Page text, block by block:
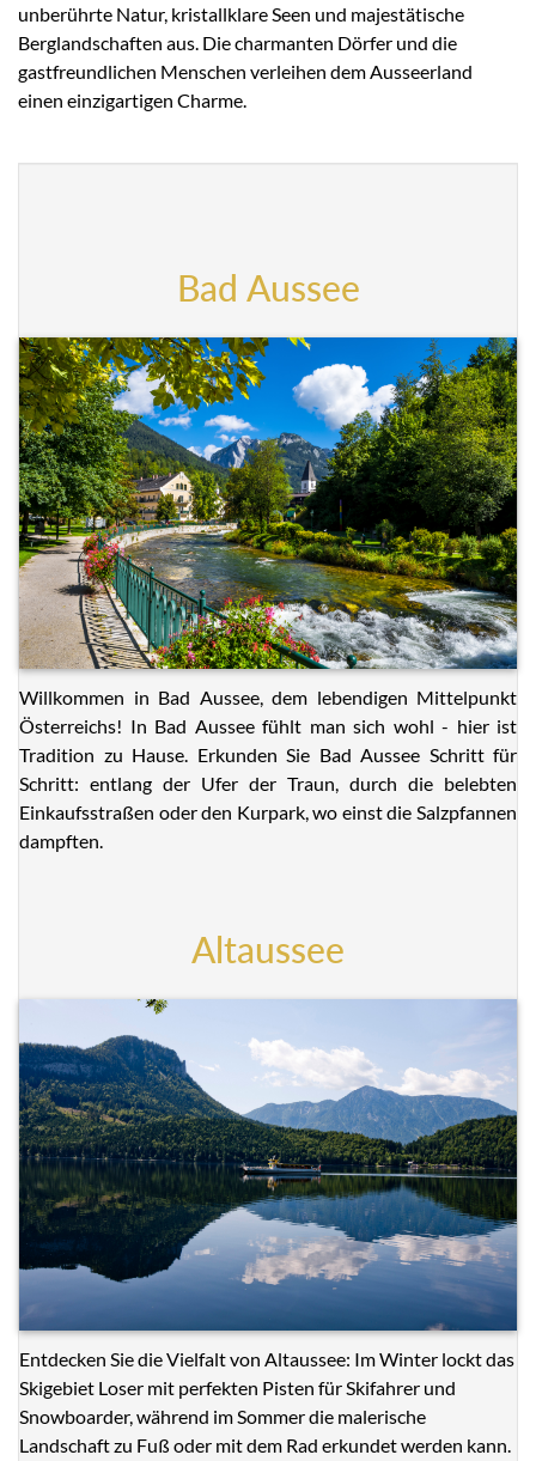
unberührte Natur, kristallklare Seen und majestätische
Berglandschaften aus. Die charmanten Dörfer und die
gastfreundlichen Menschen verleihen dem Ausseerland
einen einzigartigen Charme.
Bad Aussee
Willkommen in Bad Aussee, dem lebendigen Mittelpunkt
Österreichs! In Bad Aussee fühlt man sich wohl - hier ist
Tradition zu Hause. Erkunden Sie Bad Aussee Schritt für
Schritt: entlang der Ufer der Traun, durch die belebten
Einkaufsstraßen oder den Kurpark, wo einst die Salzpfannen
dampften.
Altaussee
Entdecken Sie die Vielfalt von Altaussee: Im Winter lockt das
Skigebiet Loser mit perfekten Pisten für Skifahrer und
Snowboarder, während im Sommer die malerische
Landschaft zu Fuß oder mit dem Rad erkundet werden kann.